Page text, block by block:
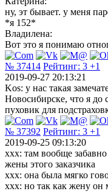
ну, эт бывает. у меня
*я 152*
Владилена:
Вот это я понимаю
№ 37414 Рейтинг: 3 +1
2019-09-27 20:13:21
Kos: у нас такая
Новосибирске, что я
пуховик для
№ 37392 Рейтинг: 3 +1
2019-09-25 09:13:20
ххх: там вообще
жены этого заказчика
ххх: она была мягко
ххх: но так как жену он